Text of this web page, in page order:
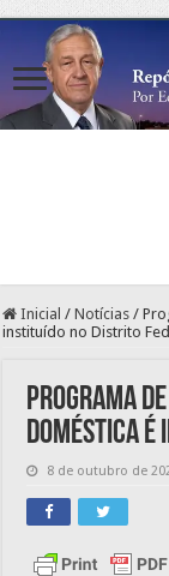
Inicial / Notícias /
instituído no Distrito
Programa
Doméstica
8 de outubro de